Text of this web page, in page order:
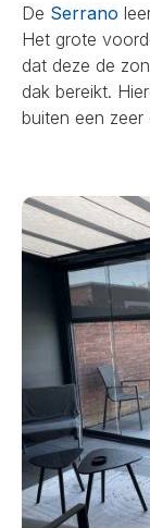
De Serrano
Het grote
dat deze de
dak bereikt.
buiten een